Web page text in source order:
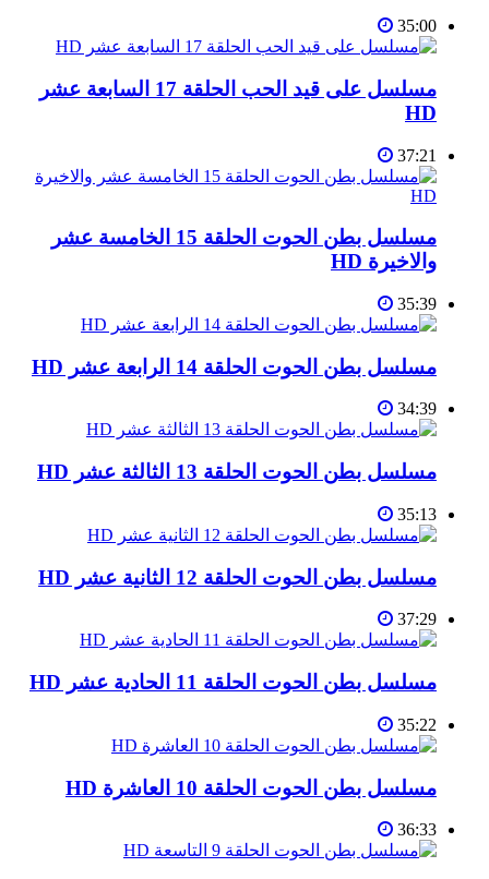
35:00
مسلسل على قيد الحب الحلقة 17 السابعة عشر
HD
37:21
مسلسل بطن الحوت الحلقة 15 الخامسة عشر
والاخيرة HD
35:39
مسلسل بطن الحوت الحلقة 14 الرابعة عشر HD
34:39
مسلسل بطن الحوت الحلقة 13 الثالثة عشر HD
35:13
مسلسل بطن الحوت الحلقة 12 الثانية عشر HD
37:29
مسلسل بطن الحوت الحلقة 11 الحادية عشر HD
35:22
مسلسل بطن الحوت الحلقة 10 العاشرة HD
36:33